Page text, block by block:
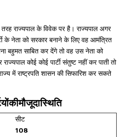
राज्यपाल के विवेक पर है। राज्यपाल अगर
के नेता को सरकार बनाने के लिए वह आमंत्रित
साबित कर देंगे तो वह उस नेता को
कोई कोई पार्टी संतुष्ट नहीं कर पाती तो
में राष्ट्रपति शासन की सिफारिश कर सकते
कीमौजूदास्थिति
सीट
108